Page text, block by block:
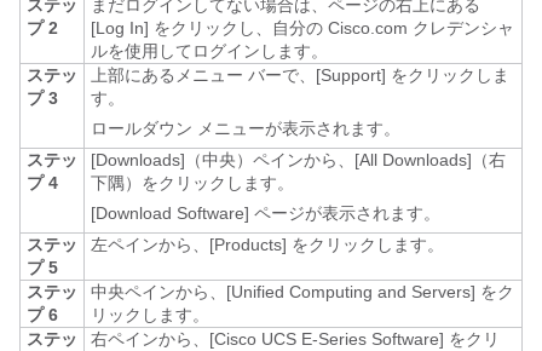
ステッ
プ 2
まだログインしてない場合は、ページの右上にある
[Log In] をクリックし、自分の Cisco.com クレデンシャ
ルを使用してログインします。
ステッ
プ 3
上部にあるメニュー バーで、[Support] をクリックしま
す。
ロールダウン メニューが表示されます。
ステッ
プ 4
[Downloads]（中央）ペインから、[All Downloads]（右
下隅）をクリックします。
[Download Software] ページが表示されます。
ステッ
プ 5
左ペインから、[Products] をクリックします。
ステッ
プ 6
中央ペインから、[Unified Computing and Servers] をク
リックします。
ステッ
右ペインから、[Cisco UCS E-Series Software] をクリ